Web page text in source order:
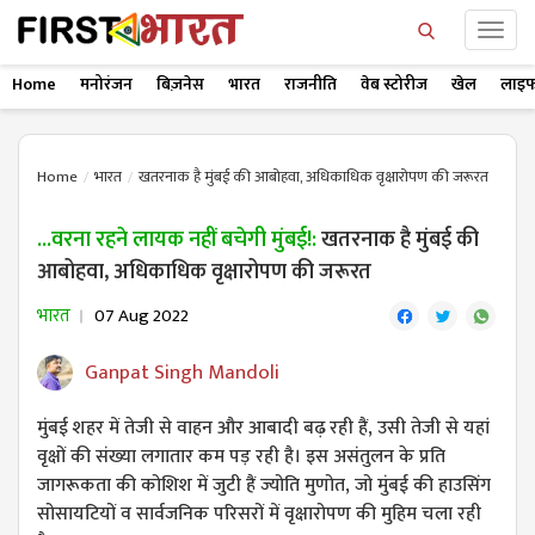
Home मनोरंजन बिज़नेस भारत राजनीति वेब स्टोरीज खेल
Home भारत खतरनाक है मुंबई की आबोहवा, अधिकाधिक वृक्षारोपण की जरूरत
...वरना रहने लायक नहीं बचेगी मुंबई!:खतरनाक है मुंबई की
आबोहवा, अधिकाधिक वृक्षारोपण की जरूरत
भारत 07 Aug 2022
Ganpat Singh Mandoli
मुंबई शहर में तेजी से वाहन और आबादी बढ़ रही हैं, उसी तेजी से यहां
वृक्षों की संख्या लगातार कम पड़ रही है। इस असंतुलन के प्रति
जागरूकता की कोशिश में जुटी हैं ज्योति मुणोत, जो मुंबई की हाउसिंग
सोसायटियों व सार्वजनिक परिसरों में वृक्षारोपण की मुहिम चला रही